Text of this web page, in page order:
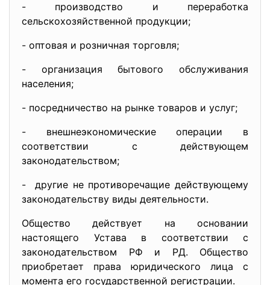
- производство и переработка
сельскохозяйственной продукции;
- оптовая и розничная торговля;
- организация бытового обслуживания
населения;
- посредничество на рынке товаров и услуг;
- внешнеэкономические операции в
соответствии с действующем
законодательством;
- другие не противоречащие действующему
законодательству виды деятельности.
Общество действует на основании
настоящего Устава в соответствии с
законодательством РФ и РД. Общество
приобретает права юридического лица с
момента его государственной регистрации.